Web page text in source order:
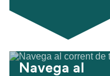
Navega al